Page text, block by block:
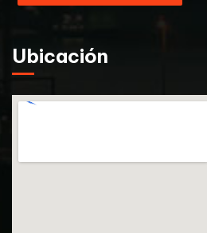
Ubicación